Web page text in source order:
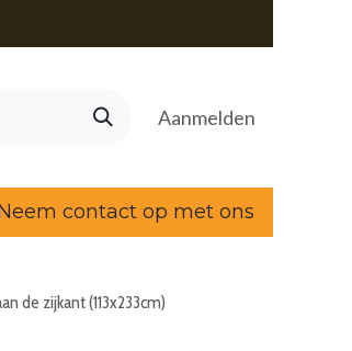
Aanmelden
contact op met ons
de zijkant (113x233cm)